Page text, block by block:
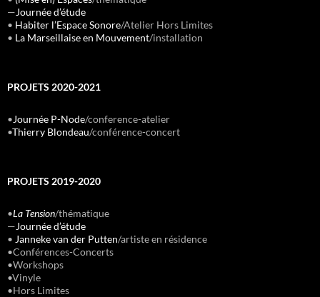
—Journée d’étude
• Habiter l’Espace Sonore/Atelier Hors Limites
• La Marseillaise en Mouvement/installation
PROJETS 2020-2021
•Journée P-Node/conference-atelier
•Thierry Blondeau/conférence-concert
PROJETS 2019-2020
•La Tension/thématique
—Journée d’étude
• Janneke van der Putten/artiste en résidence
•Conférences-Concerts
•Workshops
•Vinyle
•Hors Limites